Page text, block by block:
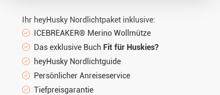
Ihr heyHusky Nordlichtpaket inklusive:
ICEBREAKER® Merino Wollmütze
Das exklusive Buch Fit für Huskies?
heyHusky Nordlichtguide
Persönlicher Anreiseservice
Tiefpreisgarantie